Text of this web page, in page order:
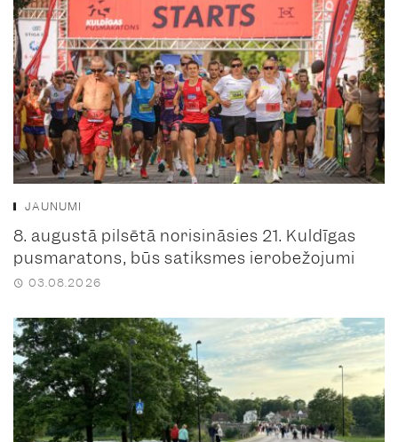
JAUNUMI
8. augustā pilsētā norisināsies 21. Kuldīgas
pusmaratons, būs satiksmes ierobežojumi
03.08.2026